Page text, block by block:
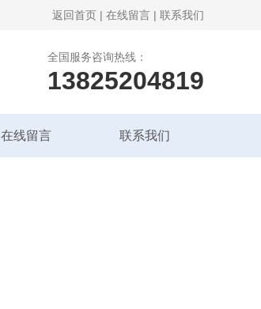
返回首页 | 在线留言 | 联系我们
全国服务咨询热线：
13825204819
在线留言 联系我们